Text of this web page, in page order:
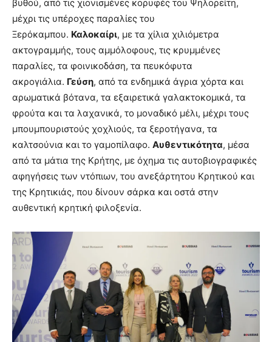
βυθού, από τις χιονισμένες κορυφές του Ψηλορείτη,
μέχρι τις υπέροχες παραλίες του
Ξερόκαμπου. Καλοκαίρι, με τα χίλια χιλιόμετρα
ακτογραμμής, τους αμμόλοφους, τις κρυμμένες
παραλίες, τα φοινικοδάση, τα πευκόφυτα
ακρογιάλια. Γεύση, από τα ενδημικά άγρια χόρτα και
αρωματικά βότανα, τα εξαιρετικά γαλακτοκομικά, τα
φρούτα και τα λαχανικά, το μοναδικό μέλι, μέχρι τους
μπουμπουριστούς χοχλιούς, τα ξεροτήγανα, τα
καλτσούνια και το γαμοπίλαφο. Αυθεντικότητα, μέσα
από τα μάτια της Κρήτης, με όχημα τις αυτοβιογραφικές
αφηγήσεις των ντόπιων, του ανεξάρτητου Κρητικού και
της Κρητικιάς, που δίνουν σάρκα και οστά στην
αυθεντική κρητική φιλοξενία.